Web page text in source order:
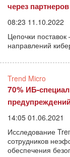
через
08:23 11.10.2022
Цепочки
направлений
Trend Micro
70% ИБ-
14:05 01.06.2021
Исследование
сотрудников
обеспечения